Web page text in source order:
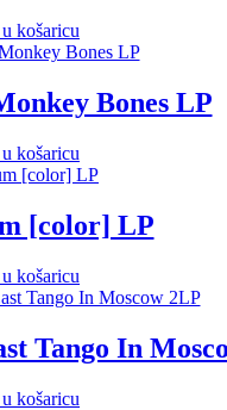
košaricu
Bones LP
košaricu
[color] LP
košaricu
Tango In
košaricu